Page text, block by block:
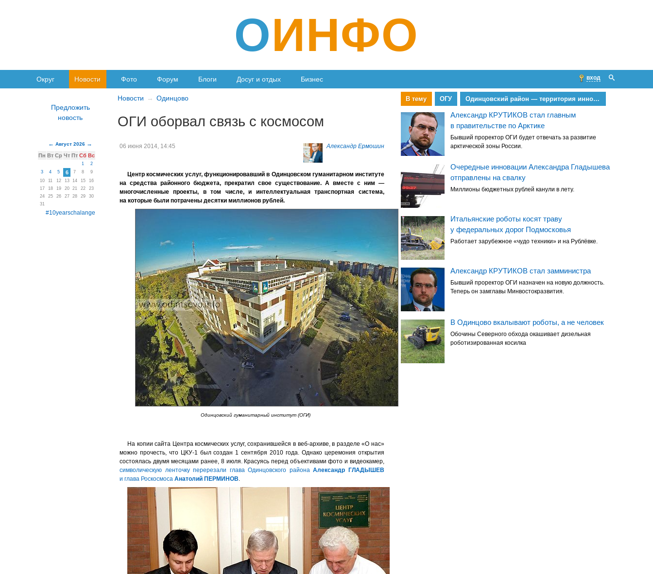
ОИНФО
Округ Новости Фото Форум Блоги Досуг и отдых Бизнес вход
Новости Одинцово
ОГИ оборвал связь с космосом
Александр Ермошин
06 июня 2014, 14:45
Центр космических услуг, функционировавший в Одинцовском гуманитарном институте
на средства районного бюджета, прекратил свое существование. А вместе с ним —
многочисленные проекты, в том числе, и интеллектуальная транспортная система,
на которые были потрачены десятки миллионов рублей.
Одинцовский гуманитарный институт (ОГИ)
На копии сайта Центра космических услуг, сохранившейся в веб-архиве, в разделе «О нас»
можно прочесть, что ЦКУ-1 был создан 1 сентября 2010 года. Однако церемония открытия
состоялась двумя месяцами ранее, 8 июля. Красуясь перед объективами фото и видеокамер,
символическую ленточку перерезали глава Одинцовского районаАлександр ГЛАДЫШЕВ
и глава Роскосмоса Анатолий ПЕРМИНОВ.
Август 2026
Пн Вт Ср Чт Пт Сб Вс
1
2
3
4 5 6 7 8
9
10
11 12 13 14 15
16
17
18 19 20 21 22
23
24
25 26 27 28 29
30
31
#10yearschalange
В тему ОГУ Одинцовский район — территория инноваций
Александр КРУТИКОВ стал главным
в правительстве по Арктике
Бывший проректор ОГИ будет отвечать за развитие
арктической зоны России.
Очередные инновации Александра Гладышева
отправлены на свалку
Миллионы бюджетных рублей канули в лету.
Итальянские роботы косят траву
у федеральных дорог Подмосковья
Работает зарубежное «чудо техники» и на Рублёвке.
Александр КРУТИКОВ стал замминистра
Бывший проректор ОГИ назначен на новую должность.
Теперь он замглавы Минвостокразвития.
В Одинцово вкалывают роботы, а не человек
Обочины Северного обхода окашивает дизельная
роботизированная косилка